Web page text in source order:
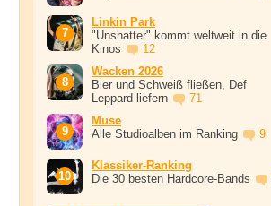
Linkin Park
"Unshatter" kommt weltweit in die
Kinos
12
Wacken 2026
Bier und Schweiß fließen, Def
Leppard liefern
71
Muse
Alle Studioalben im Ranking
9
Klassiker-Ranking
Die 30 besten Hardcore-Bands